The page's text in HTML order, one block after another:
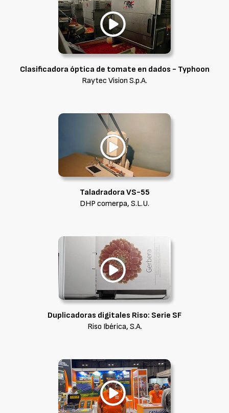
Clasificadora óptica de tomate en dados - Typhoon
Raytec Vision S.p.A.
Taladradora VS-55
DHP comerpa, S.L.U.
Duplicadoras digitales Riso: Serie SF
Riso Ibérica, S.A.